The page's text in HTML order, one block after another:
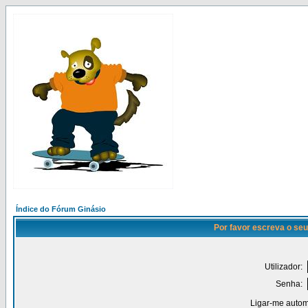
Índice do Fórum Ginásio
Por favor escreva o
Utilizador:
Senha:
Ligar-me